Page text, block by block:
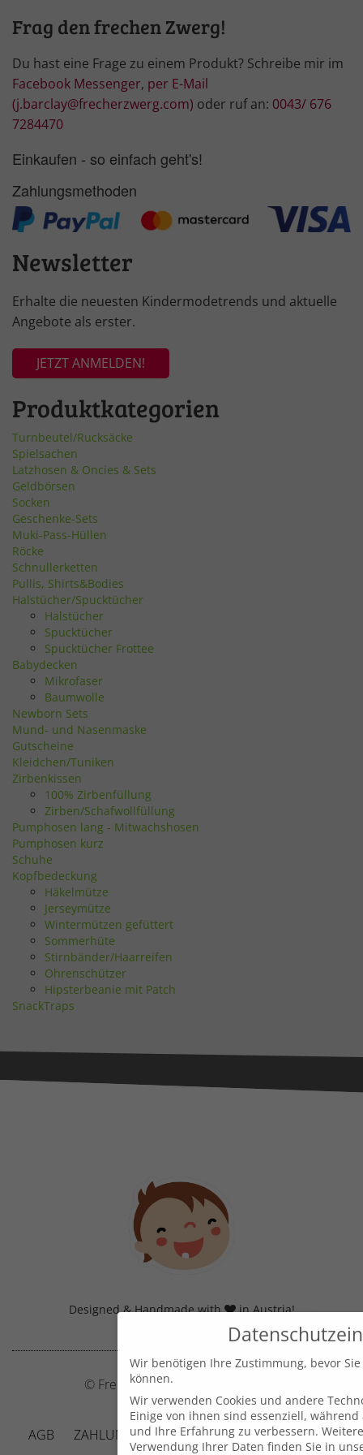
Frag den frechen Zwerg!
Du hast eine Frage zu einem Produkt? Schreibe mir im
Facebook Messenger, per E-Mail
(j.barclay@frecherzwerg.com) oder ruf an: 0043/ 676
7284470
Einkaufen - so einfach geht's!
Zahlungsmethoden
Newsletter
Erhalte die neuesten Kindermodetrends und aktuelle
Angebote als erster.
JETZT ANMELDEN!
Produktkategorien
Turnbeutel/Rucksäcke
Spielsachen
Latzhosen & Oncies & Sets
Geldbörsen
Socken
Geschenke-Sets
Muki-Pass-Hüllen
Röcke
Schnullerketten
Pullis, Shirts&Bodies
Halstücher/Spucktücher
Halstücher
Spucktücher
Spucktücher Frottee
Babydecken
Mikrofaser
Baumwolle
Newborn Sets
Mund- und Nasenmaske
Gutscheine
Kleidchen/Tuniken
Zirbenkissen
100% Zirbenfüllung
Zirben/Schafwollfüllung
Pumphosen lang - Mitwachshosen
Pumphosen kurz
Schuhe
Kopfbedeckung
Häkelmütze
Jerseymütze
Wintermützen gefüttert
Sommerhüte
Stirnbänder/Haarreifen
Ohrenschützer
Hipsterbeanie mit Patch
SnackTraps
Designed & Handmade with in Austria!
© Frecher Zwerg by J. Barclay e.U.
AGB ZAHLUNG UND VERSAND DATENSCHUTZ
Wir benötigen Ihre Zustimmung, bevor
können.
Wir verwenden Cookies und andere
Einige von ihnen sind essenziell,
und Ihre Erfahrung zu verbessern.
Verwendung Ihrer Daten finden Sie in